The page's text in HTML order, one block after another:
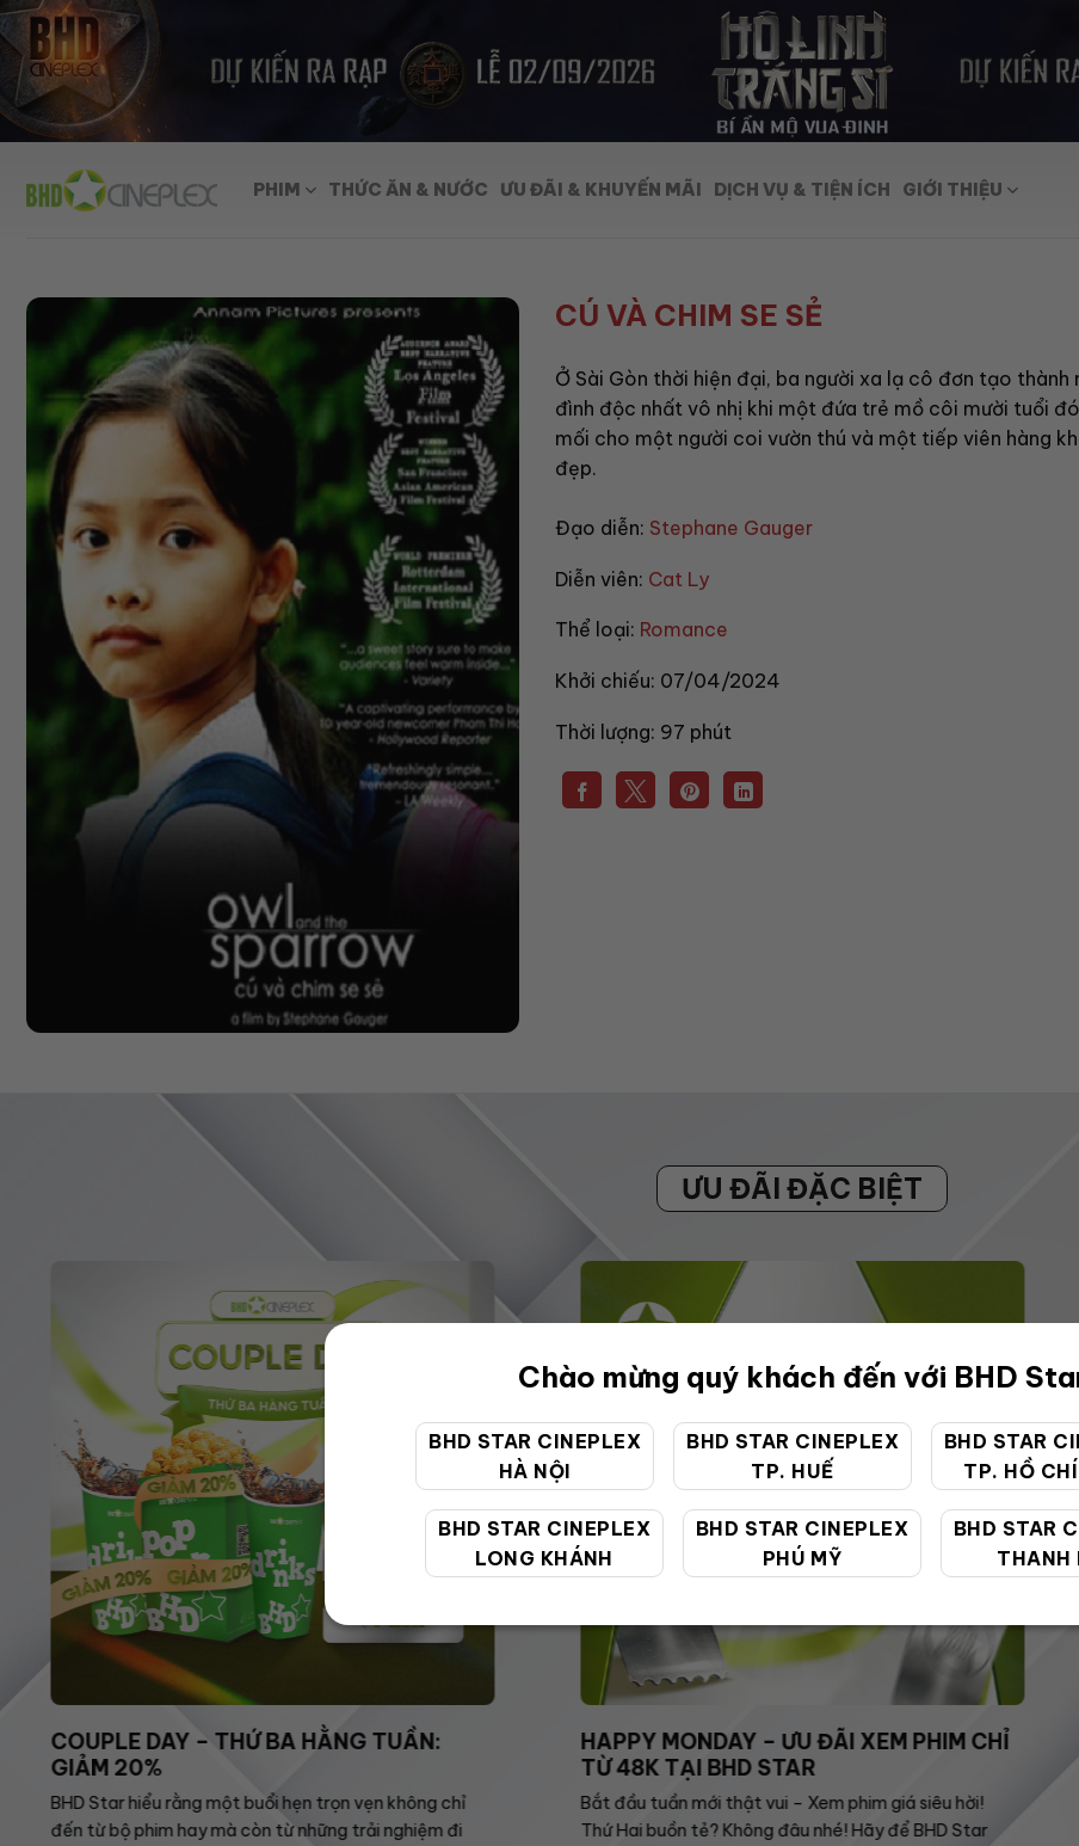
Chào mừng quý khách đến với BHD
BHD STAR CINEPLEX
HÀ NỘI
BHD STAR CINEPLEX
TP. HUẾ
BHD STAR
TP. HỒ
BHD STAR CINEPLEX
LONG KHÁNH
BHD STAR CINEPLEX
PHÚ MỸ
BHD STAR
THANH
Skip
to
content
PHIM THỨC ĂN & NƯỚC ƯU ĐÃI & KHUYẾN MÃI DỊCH VỤ & TIỆN ÍCH GIỚI THIỆU
CÚ VÀ CHIM SE SẺ
Ở Sài Gòn thời hiện đại, ba người xa lạ cô đơn tạo thành
đình độc nhất vô nhị khi một đứa trẻ mồ côi mười tuổi
mối cho một người coi vườn thú và một tiếp viên hàng
đẹp.
Đạo diễn: Stephane Gauger
Diễn viên: Cat Ly
Thể loại: Romance
Khởi chiếu: 07/04/2024
Thời lượng: 97 phút
ƯU ĐÃI ĐẶC BIỆT
COUPLE DAY – THỨ BA HẰNG TUẦN:
GIẢM 20%
BHD Star hiểu rằng một buổi hẹn trọn vẹn không chỉ
đến từ bộ phim hay mà còn từ những trải nghiệm đi
HAPPY MONDAY – ƯU ĐÃI XEM PHIM CHỈ
TỪ 48K TẠI BHD STAR
Bắt đầu tuần mới thật vui – Xem phim giá siêu hời!
Thứ Hai buồn tẻ? Không đâu nhé! Hãy để BHD Star